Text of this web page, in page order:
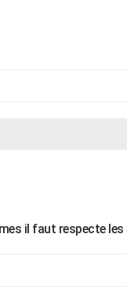
il faut respecte